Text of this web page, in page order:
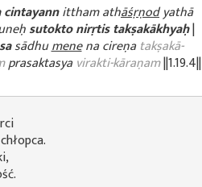
cintayannittham athāśṛṇodyathā
sutokto nirṛtis takṣakākhyaḥ|
sasādhumenena cireṇatakṣakā-
prasaktasyavirakti-kāraṇam||1.19.4||